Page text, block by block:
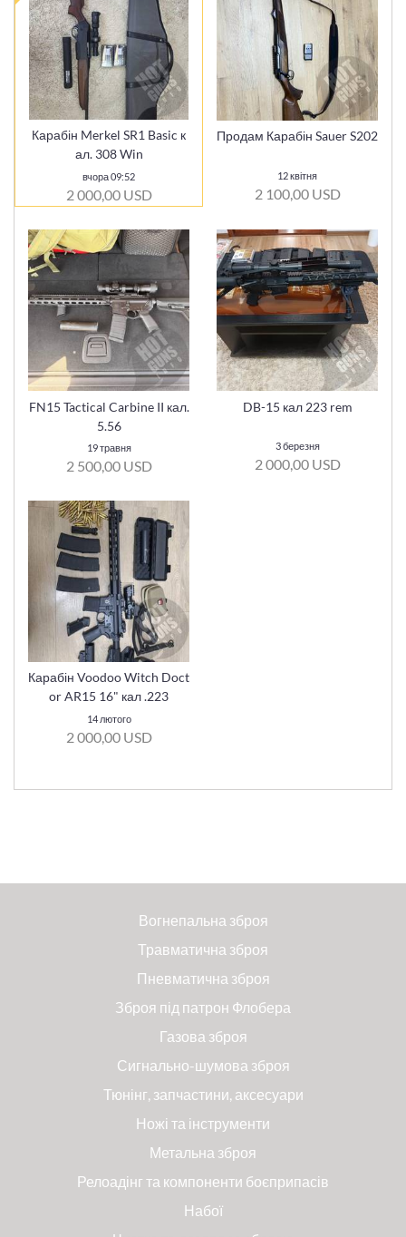
Карабін Merkel SR1 Basic к
ал. 308 Win
вчора 09:52
2 000,00 USD
Продам Карабін Sauer S202
12 квітня
2 100,00 USD
FN15 Tactical Carbine II кал.
5.56
19 травня
2 500,00 USD
DB-15 кал 223 rem
3 березня
2 000,00 USD
Карабін Voodoo Witch Doct
or AR15 16" кал .223
14 лютого
2 000,00 USD
Вогнепальна зброя
Травматична зброя
Пневматична зброя
Зброя під патрон Флобера
Газова зброя
Сигнально-шумова зброя
Тюнінг, запчастини, аксесуари
Ножі та інструменти
Метальна зброя
Релоадінг та компоненти боєприпасів
Набої